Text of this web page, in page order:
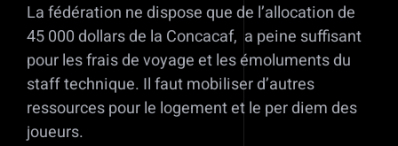
La fédération ne dispose que de l’allocation de
45 000 dollars de la Concacaf, a peine suffisant
pour les frais de voyage et les émoluments du
staff technique. Il faut mobiliser d’autres
ressources pour le logement et le per diem des
joueurs.